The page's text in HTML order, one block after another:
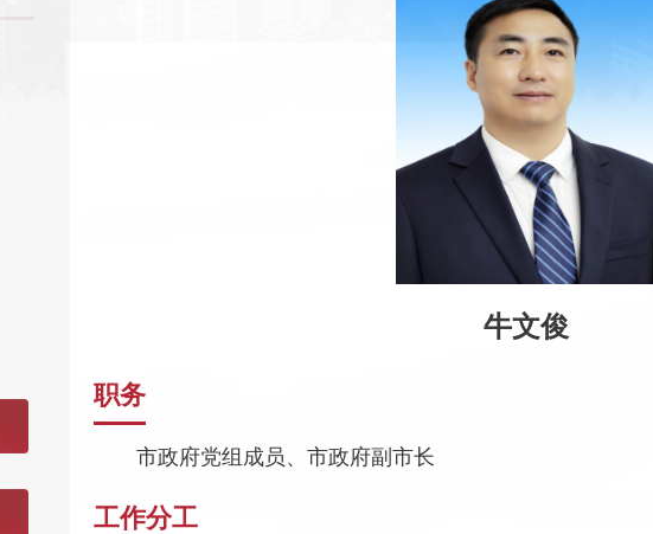
牛文俊
职务
市政府党组成员、市政府副市长
工作分工